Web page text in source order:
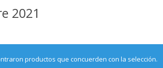
2021
productos que concuerden con la selección.